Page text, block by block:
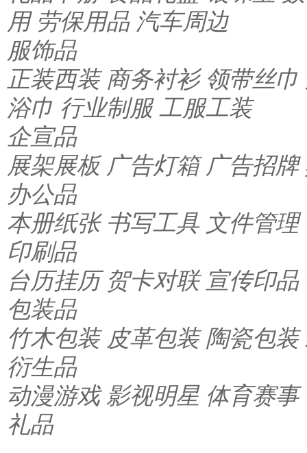
用 劳保用品 汽车周边
服饰品
正装西装 商务衬衫 领带丝巾
浴巾 行业制服 工服工装
企宣品
展架展板 广告灯箱 广告招牌
办公品
本册纸张 书写工具 文件管理
印刷品
台历挂历 贺卡对联 宣传印品
包装品
竹木包装 皮革包装 陶瓷包装
衍生品
动漫游戏 影视明星 体育赛事
礼品